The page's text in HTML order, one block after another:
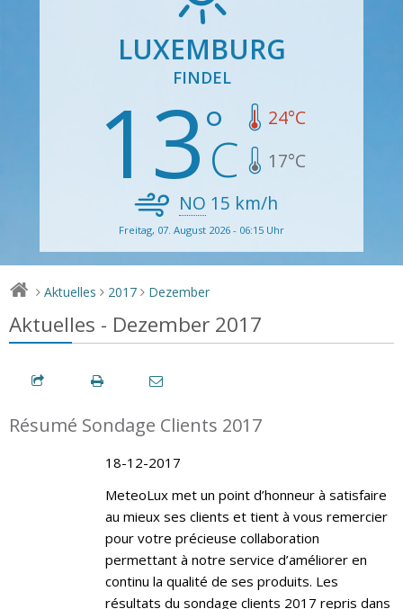
LUXEMBURG
FINDEL
13 24°C
17°C
NO 15 km/h
Freitag, 07. August 2026 - 06:15 Uhr
> Aktuelles > 2017 > Dezember
Aktuelles - Dezember 2017
Résumé Sondage Clients 2017
18-12-2017
MeteoLux met un point d’honneur à satisfaire
au mieux ses clients et tient à vous remercier
pour votre précieuse collaboration
permettant à notre service d’améliorer en
continu la qualité de ses produits. Les
résultats du sondage clients 2017 repris dans